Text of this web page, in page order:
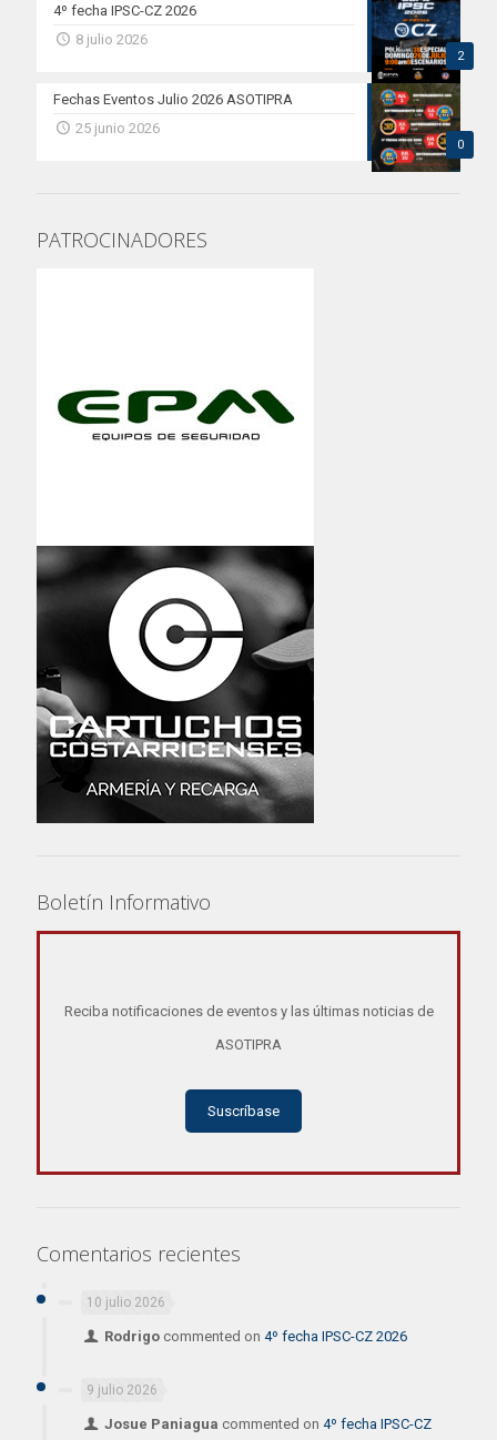
2
4º fecha IPSC-CZ 2026
8 julio 2026
0
Fechas Eventos Julio 2026 ASOTIPRA
25 junio 2026
PATROCINADORES
Boletín Informativo
Reciba notificaciones de eventos y las últimas noticias de
ASOTIPRA
Suscríbase
Comentarios recientes
10 julio 2026
Rodrigo commented on4º fecha IPSC-CZ 2026
9 julio 2026
Josue Paniagua commented on4º fecha IPSC-CZ